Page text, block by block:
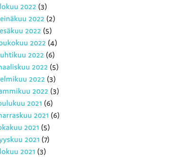
2022 (3)
2022 (2)
2022 (5)
2022 (4)
2022 (6)
2022 (5)
2022 (3)
2022 (3)
2021 (6)
2021 (6)
2021 (5)
2021 (7)
2021 (3)